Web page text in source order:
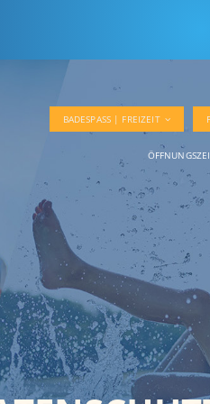
BADESPASS | FREIZEIT